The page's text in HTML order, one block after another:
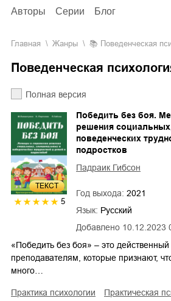
Авторы
Серии Блог
Главная Жанры Поведенческая
Поведенческая
Полная версия
ТЕКСТ
5
Добавлено 10.12.2023
Победить без боя.
решения
поведенческих
подростков
Падраик Гибсон
Год выхода: 2021
Язык: Русский
«Победить без боя» – это действенный
преподавателям, которые признают,
много…
практика психологии
практическая